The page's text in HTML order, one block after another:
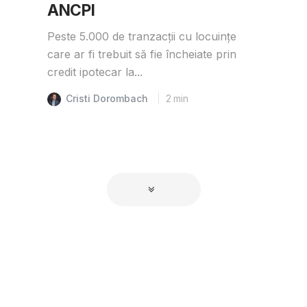
ANCPI
Peste 5.000 de tranzacții cu locuințe
care ar fi trebuit să fie încheiate prin
credit ipotecar la...
Cristi Dorombach 2 min